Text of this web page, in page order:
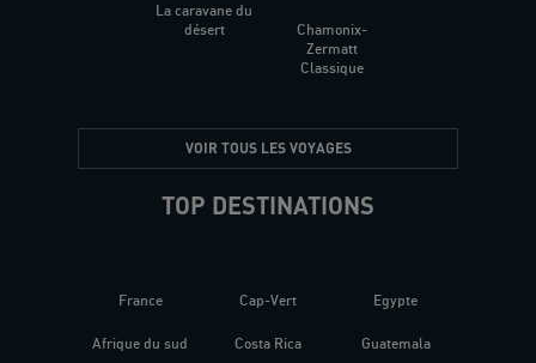
La caravane du
désert
Chamonix-
Zermatt
Classique
VOIR TOUS LES VOYAGES
TOP DESTINATIONS
France
Afrique du sud
Cap-Vert
Costa Rica
Egypte
Guatemala